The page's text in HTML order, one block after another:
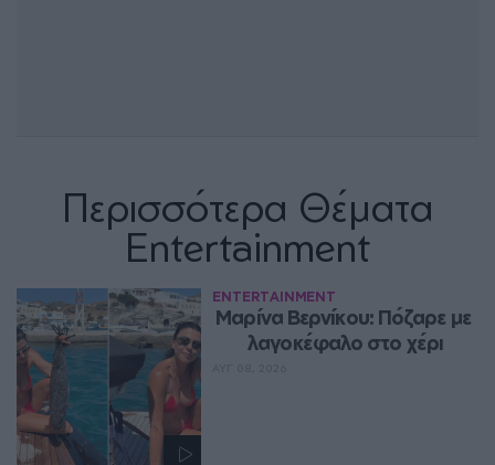
Περισσότερα Θέματα
Entertainment
ENTERTAINMENT
Μαρίνα Βερνίκου: Πόζαρε με
λαγοκέφαλο στο χέρι